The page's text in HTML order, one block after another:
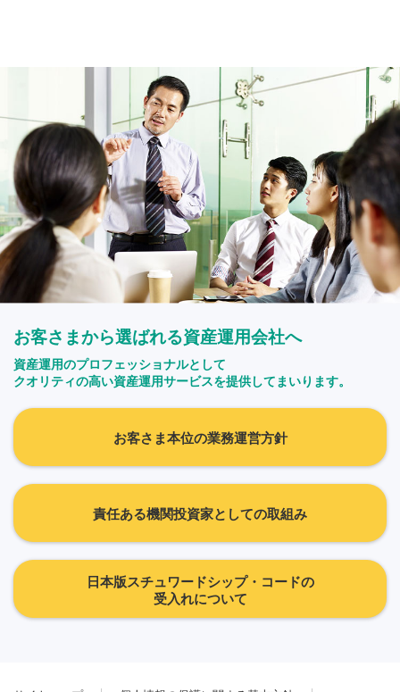
お客さまから選ばれる資産運用会社へ
資産運用のプロフェッショナルとして
クオリティの高い資産運用サービスを提供してまいります。
お客さま本位の業務運営方針
責任ある機関投資家としての取組み
日本版スチュワードシップ・コードの
受入れについて